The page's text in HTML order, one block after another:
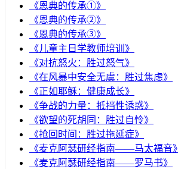
《恩典的传承①》
《恩典的传承②》
《恩典的传承③》
《儿童主日学教师培训》
《对抗怒火：胜过怒气》
《在风暴中安全无虞：胜过焦虑》
《正如耶稣：健康成长》
《争战的力量：抵挡性诱惑》
《欲望的死胡同：胜过自怜》
《抢回时间：胜过拖延症》
《麦克阿瑟研经指南——马太福音》
《麦克阿瑟研经指南——罗马书》